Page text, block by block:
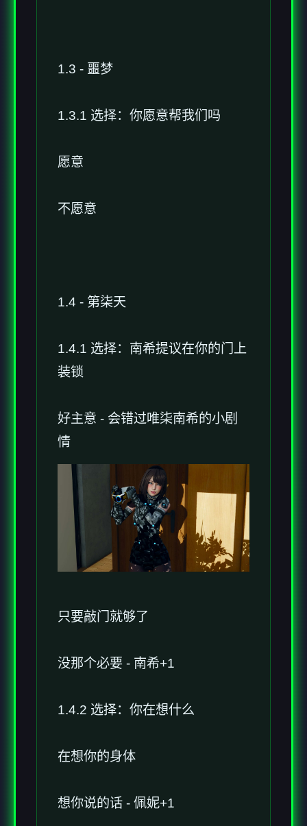
1.3 - 噩梦
1.3.1 选择：你愿意帮我们吗
愿意
不愿意
1.4 - 第柒天
1.4.1 选择：南希提议在你的门上
装锁
好主意 - 会错过唯柒南希的小剧
情
只要敲门就够了
没那个必要 - 南希+1
1.4.2 选择：你在想什么
在想你的身体
想你说的话 - 佩妮+1